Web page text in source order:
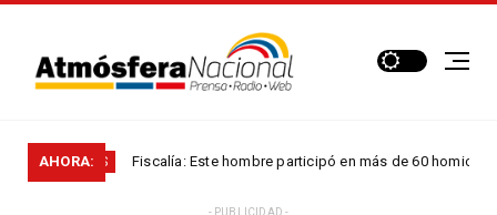
AHORA:Fiscalía: Este hombre participó en más de 60 homicidios en...
- PUBLICIDAD -